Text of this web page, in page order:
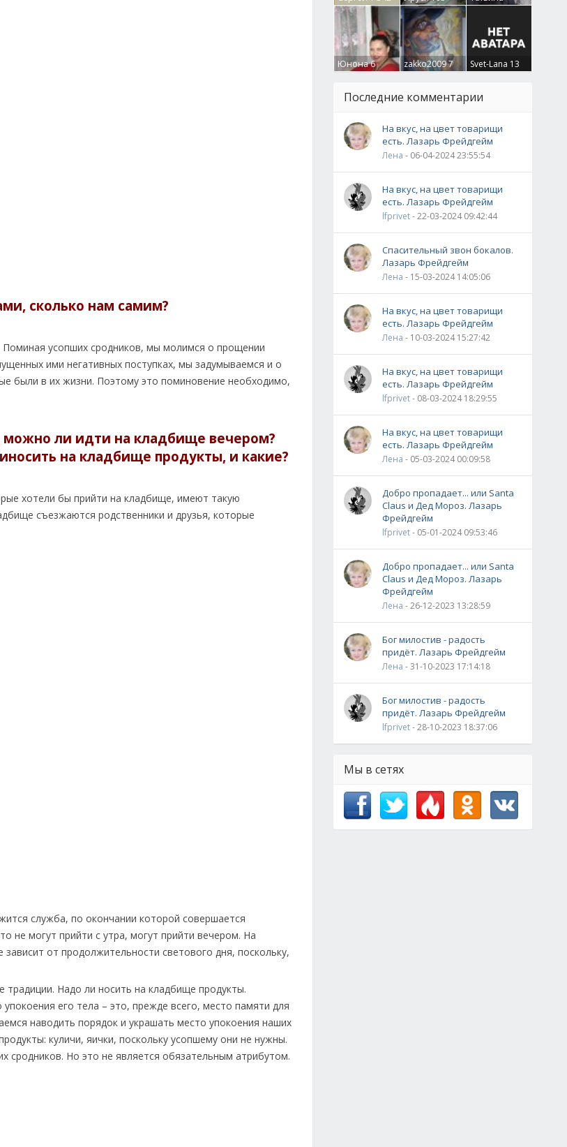
сколько нам самим?
усопших сродников, мы молимся о прощении
ими негативных поступках, мы задумываемся и о
были в их жизни. Поэтому это поминовение необходимо,
ли идти на кладбище вечером?
на кладбище продукты, и какие?
хотели бы прийти на кладбище, имеют такую
съезжаются родственники и друзья, которые
служба, по окончании которой совершается
не могут прийти с утра, могут прийти вечером. На
от продолжительности светового дня, поскольку,
Надо ли носить на кладбище продукты.
его тела – это, прежде всего, место памяти для
наводить порядок и украшать место упокоения наших
куличи, яички, поскольку усопшему они не нужны.
Но это не является обязательным атрибутом.
Крючкова0
Юнона6 zakko20097 Svet-Lana 13
Последние комментарии
На вкус, на цвет товарищи
есть. Лазарь Фрейдгейм
Лена - 06-04-2024 23:55:54
На вкус, на цвет товарищи
есть. Лазарь Фрейдгейм
lfprivet- 22-03-2024 09:42:44
Спасительный звон бокалов.
Лазарь Фрейдгейм
Лена - 15-03-2024 14:05:06
На вкус, на цвет товарищи
есть. Лазарь Фрейдгейм
Лена - 10-03-2024 15:27:42
На вкус, на цвет товарищи
есть. Лазарь Фрейдгейм
lfprivet- 08-03-2024 18:29:55
На вкус, на цвет товарищи
есть. Лазарь Фрейдгейм
Лена - 05-03-2024 00:09:58
Добро пропадает... или Santa
Claus и Дед Мороз. Лазарь
Фрейдгейм
lfprivet- 05-01-2024 09:53:46
Добро пропадает... или Santa
Claus и Дед Мороз. Лазарь
Фрейдгейм
Лена - 26-12-2023 13:28:59
Бог милостив - радость
придёт. Лазарь Фрейдгейм
Лена - 31-10-2023 17:14:18
Бог милостив - радость
придёт. Лазарь Фрейдгейм
lfprivet- 28-10-2023 18:37:06
Мы в сетях